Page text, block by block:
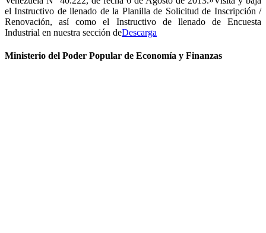
el Instructivo de llenado de la Planilla de Solicitud de Inscripción /
Renovación, así como el Instructivo de llenado de Encuesta
Industrial en nuestra sección deDescarga
Ministerio del Poder Popular de Economía y Finanzas